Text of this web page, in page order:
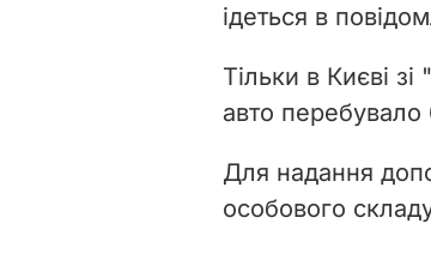
ідеться в
Тільки в Києві
авто
Для надання
особового